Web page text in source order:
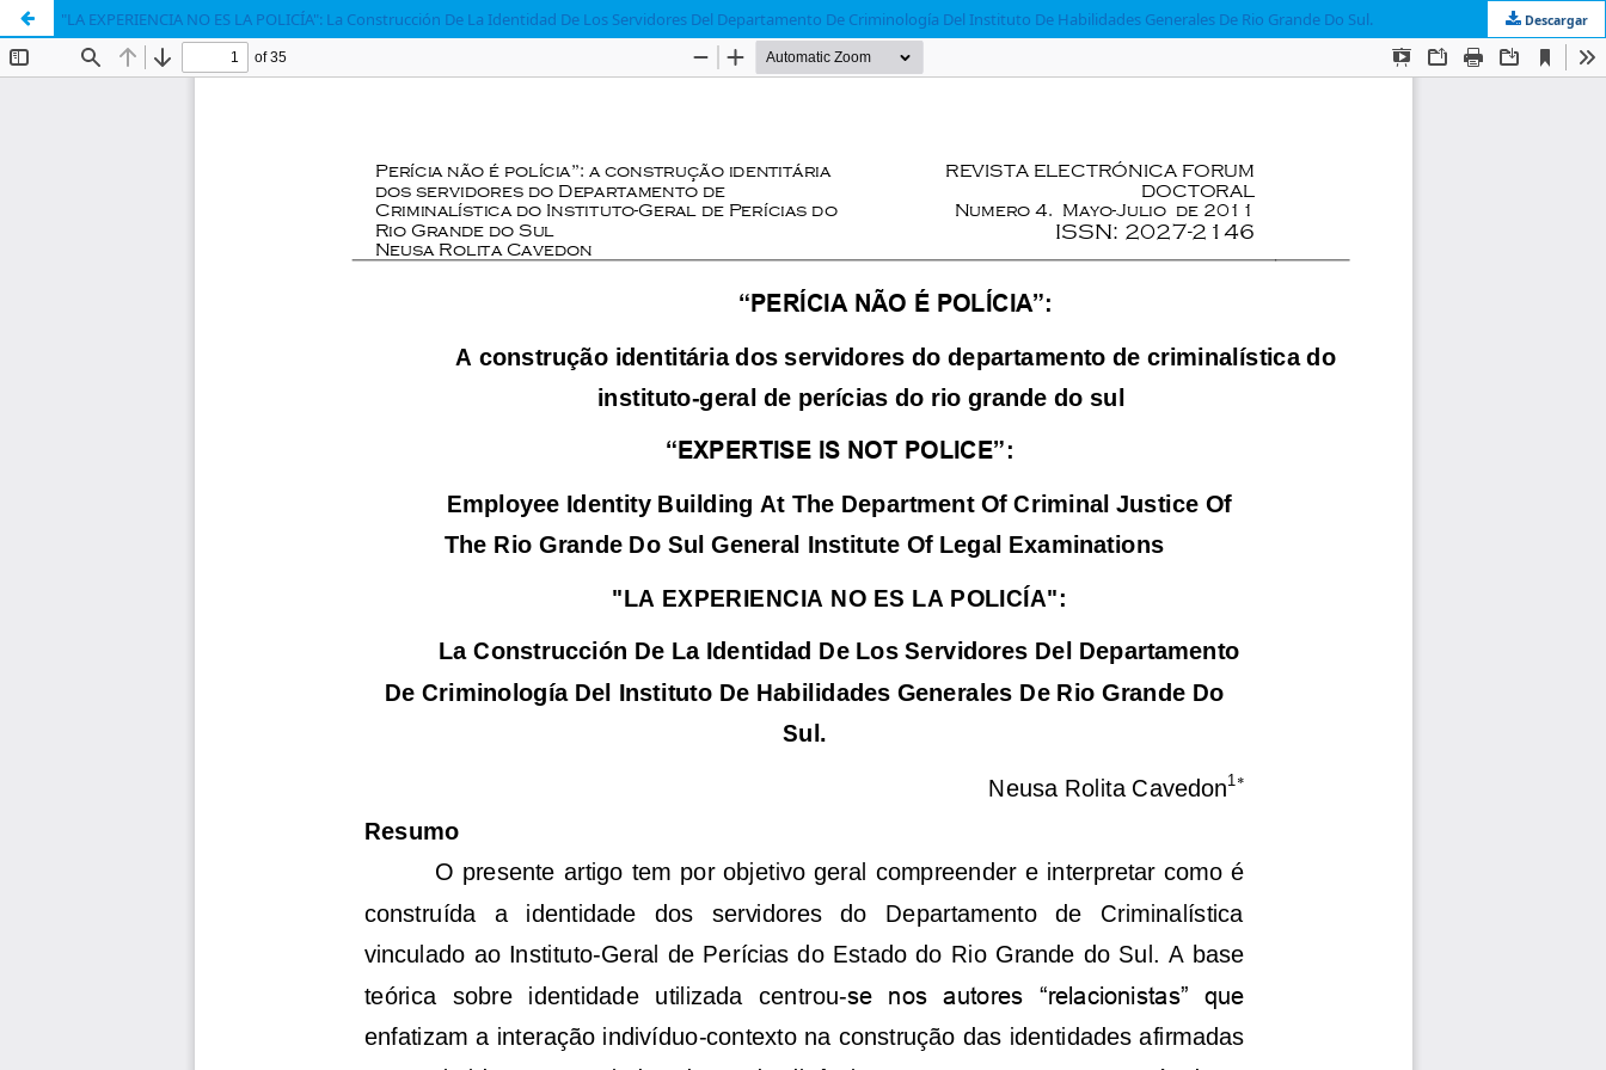
"LA EXPERIENCIA NO ES LA POLICÍA": La Construcción De La Identidad De Los Servidores Del Departamento De Criminología Del Instituto De Habilidades Generales De Rio Grande Do Sul. Descargar